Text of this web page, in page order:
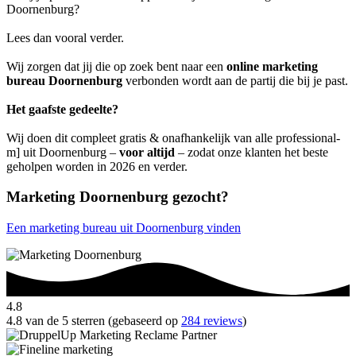
Doornenburg?
Lees dan vooral verder.
Wij zorgen dat jij die op zoek bent naar een online marketing
bureau Doornenburg verbonden wordt aan de partij die bij je past.
Het gaafste gedeelte?
Wij doen dit compleet gratis & onafhankelijk van alle professional-
m] uit Doornenburg – voor altijd – zodat onze klanten het beste
geholpen worden in 2026 en verder.
Marketing Doornenburg gezocht?
Een marketing bureau uit Doornenburg vinden
4.8
4.8 van de 5 sterren (gebaseerd op 284 reviews)